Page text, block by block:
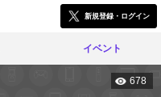
新規登録・ログイン
イベント
678